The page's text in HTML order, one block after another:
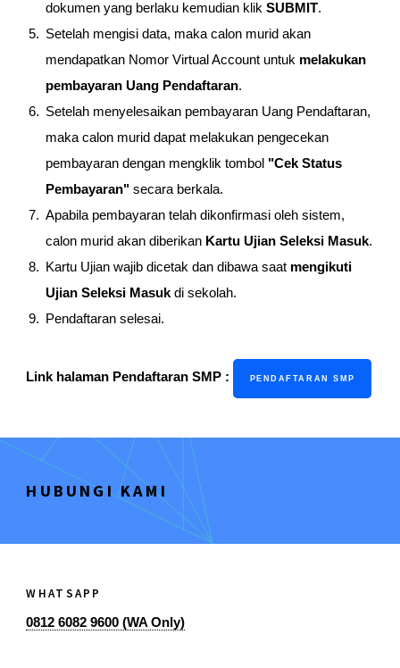
dokumen yang berlaku kemudian klikSUBMIT.
Setelah mengisi data, maka calon murid akan
mendapatkan Nomor Virtual Account untuk melakukan
pembayaran Uang Pendaftaran.
Setelah menyelesaikan pembayaran Uang Pendaftaran,
maka calon murid dapat melakukan pengecekan
pembayaran dengan mengklik tombol "Cek Status
Pembayaran" secara berkala.
Apabila pembayaran telah dikonfirmasi oleh sistem,
calon murid akan diberikan Kartu Ujian Seleksi Masuk.
Kartu Ujian wajib dicetak dan dibawa saat mengikuti
Ujian Seleksi Masukdi sekolah.
Pendaftaran selesai.
Link halaman Pendaftaran SMP : PENDAFTARAN SMP
HUBUNGI KAMI
WHATSAPP
0812 6082 9600 (WA Only)